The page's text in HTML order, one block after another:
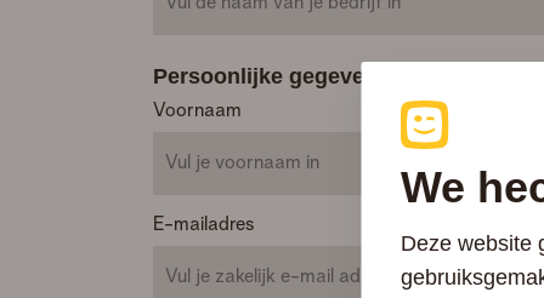
Persoonlijke gegevens
Voornaam
E-mailadres
We
Deze website